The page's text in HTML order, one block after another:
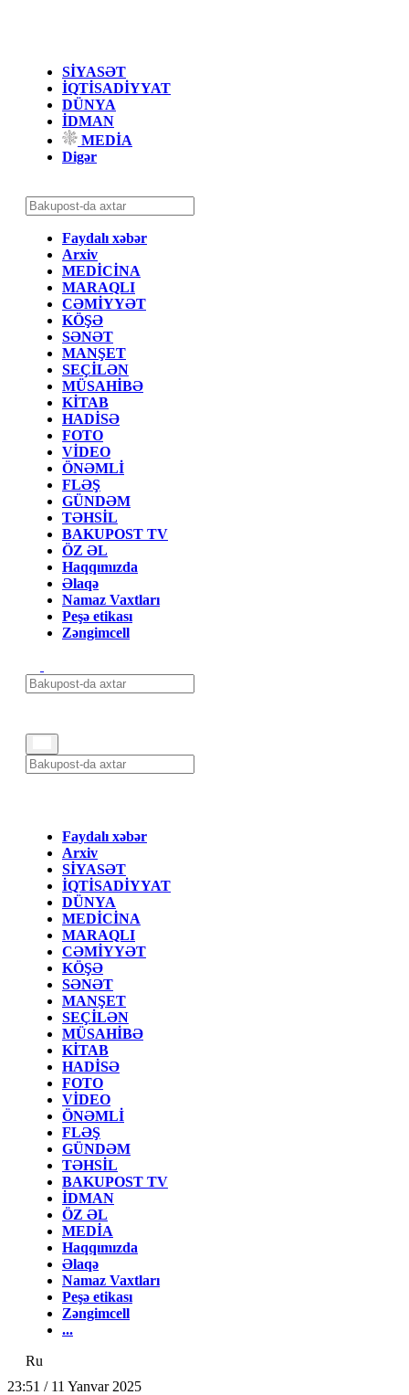
SİYASƏT
İQTİSADİYYAT
DÜNYA
İDMAN
MEDİA
Digər
Faydalı xəbər
Arxiv
MEDİCİNA
MARAQLI
CƏMİYYƏT
KÖŞƏ
SƏNƏT
MANŞET
SEÇİLƏN
MÜSAHİBƏ
KİTAB
HADİSƏ
FOTO
VİDEO
ÖNƏMLİ
FLƏŞ
GÜNDƏM
TƏHSİL
BAKUPOST TV
ÖZ ƏL
Haqqımızda
Əlaqə
Namaz Vaxtları
Peşə etikası
Zəngimcell
Faydalı xəbər
Arxiv
SİYASƏT
İQTİSADİYYAT
DÜNYA
MEDİCİNA
MARAQLI
CƏMİYYƏT
KÖŞƏ
SƏNƏT
MANŞET
SEÇİLƏN
MÜSAHİBƏ
KİTAB
HADİSƏ
FOTO
VİDEO
ÖNƏMLİ
FLƏŞ
GÜNDƏM
TƏHSİL
BAKUPOST TV
İDMAN
ÖZ ƏL
MEDİA
Haqqımızda
Əlaqə
Namaz Vaxtları
Peşə etikası
Zəngimcell
...
Ru
23:51 / 11 Yanvar 2025